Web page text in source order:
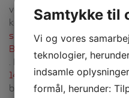
verdenskendte madretter.
kobineret
ski- & kulturrejse til Japan
Bosei
. Eller prøv en
14 dages kulturrejse til
både forår og efterår.
Samtykke til
Vi og vores
teknologier,
indsamle
formål, herunder: